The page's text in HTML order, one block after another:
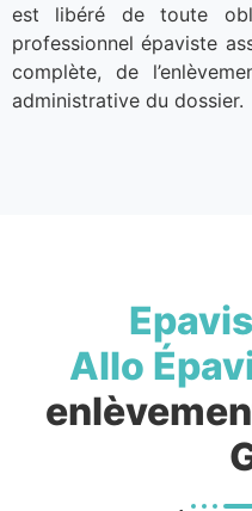
est libéré de toute
professionnel épaviste
complète, de
administrative du dossier.
Allo